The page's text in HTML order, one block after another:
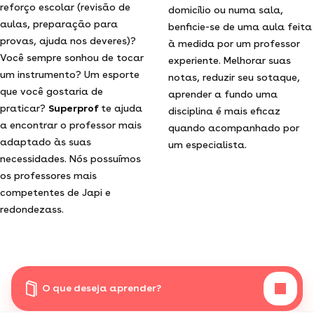
reforço escolar (revisão de
aulas, preparação para
provas, ajuda nos deveres)?
Você sempre sonhou de tocar
um instrumento? Um esporte
que você gostaria de
praticar? Superprof te ajuda
a encontrar o professor mais
adaptado às suas
necessidades. Nós possuímos
os professores mais
competentes de Japi e
redondezass.
domicílio ou numa sala,
benficie-se de uma aula feita
à medida por um professor
experiente. Melhorar suas
notas, reduzir seu sotaque,
aprender a fundo uma
disciplina é mais eficaz
quando acompanhado por
um especialista.
O que deseja aprender?